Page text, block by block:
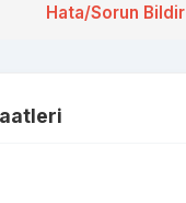
Hata/Sorun Bildir